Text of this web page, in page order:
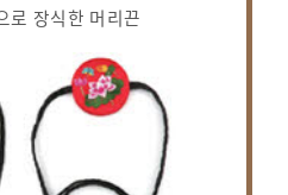
로 장식한 머리끈